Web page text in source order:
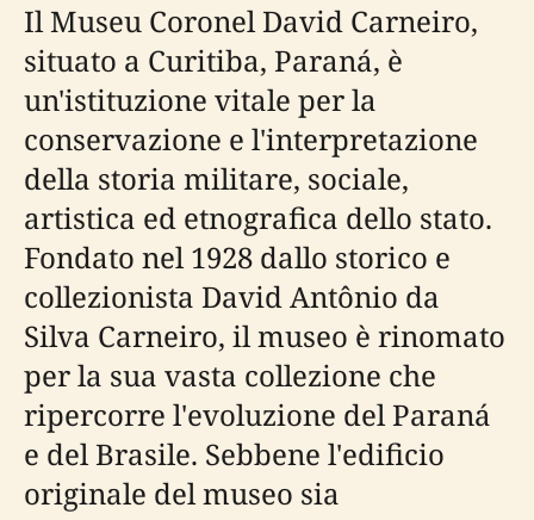
Il Museu Coronel David Carneiro,
situato a Curitiba, Paraná, è
un'istituzione vitale per la
conservazione e l'interpretazione
della storia militare, sociale,
artistica ed etnografica dello stato.
Fondato nel 1928 dallo storico e
collezionista David Antônio da
Silva Carneiro, il museo è rinomato
per la sua vasta collezione che
ripercorre l'evoluzione del Paraná
e del Brasile. Sebbene l'edificio
originale del museo sia